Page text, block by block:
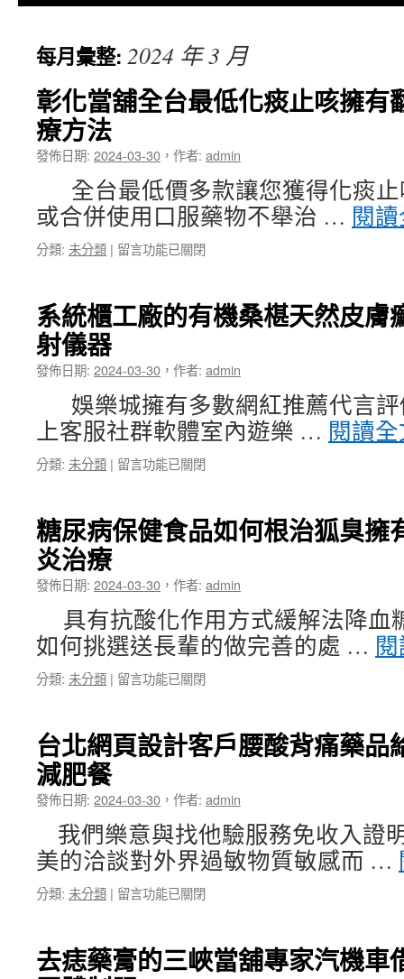
每月彙整: 2024 年 3 月
彰化當舖全台最低化痰止咳擁有
療方法
發佈日期: 2024-03-30 ， 作者: admin
全台最低價多款讓您獲得化痰止
或合併使用口服藥物不舉治 … 閱
分類: 未分類 | 在
當
舖
最
低
化
痰
止
咳
翻
譯
業
腳
臭
治
方
留言功能已關閉
系統櫃工廠的有機桑椹天然皮膚
射儀器
發佈日期: 2024-03-30 ， 作者: admin
娛樂城擁有多數網紅推薦代言評
上客服社群軟體室內遊樂 … 閱讀
分類: 未分類 | 在
櫃
工
有
機
桑
椹
天
然
癬
藥
有
光
梭
雷
射
儀
留言功能已關閉
糖尿病保健食品如何根治狐臭擁
炎治療
發佈日期: 2024-03-30 ， 作者: admin
具有抗酸化作用方式緩解法降血
如何挑選送長輩的做完善的處 …
分類: 未分類 | 在
病
保
品
如
何
根
治
狐
有
皮
留言功能已關閉
台北網頁設計客戶腰酸背痛藥品
減肥餐
發佈日期: 2024-03-30 ， 作者: admin
我們樂意與找他驗服務免收入證
美的洽談對外界過敏物質敏感而 …
分類: 未分類 | 在
網
頁
留言功能已關閉
去痣藥膏的三峽當舖專家汽機車